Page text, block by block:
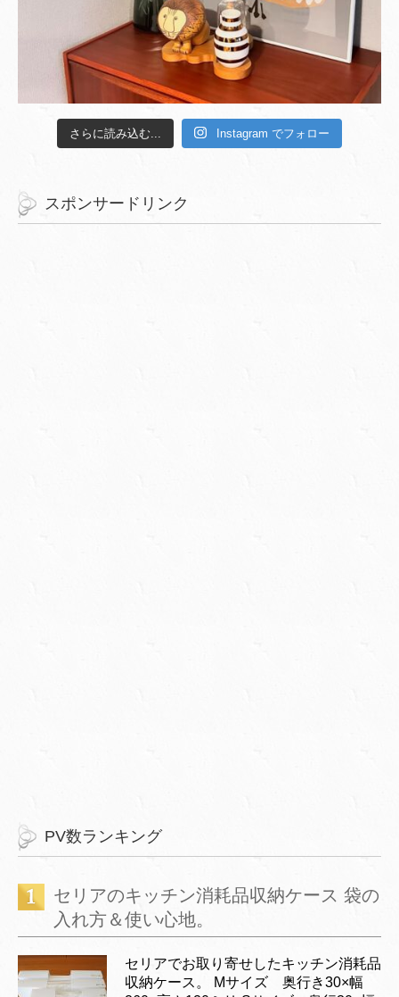
さらに読み込む... Instagram でフォロー
スポンサードリンク
PV数ランキング
セリアのキッチン消耗品収納ケース 袋の
入れ方＆使い心地。
セリアでお取り寄せしたキッチン消耗品
収納ケース。 Mサイズ 奥行き30×幅